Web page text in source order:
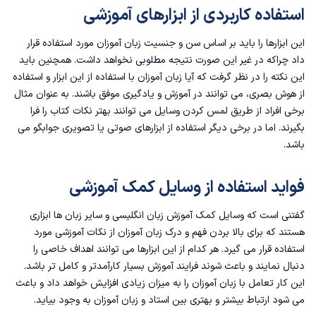
استفاده کاربردی از ابزارهای آموزشی
این ابزارها را باید بر اساس سن و جنسیت زبان آموزان مورد استفاده قرار
داد چراکه در غیر این صورت نتیجه مطلوبی نخواهد داشت. همچنین باید
این نکته را در نظر گرفت که آیا زبان آموزان با استفاده از این ابزار و استفاده
از هوش بصری، می توانند در آموزش و یادگیری موفق باشند. به عنوان مثال
برخی افراد از طریق لمس کردن وسایل می توانند بهتر نکات کتاب را فرا
بگیرند. اما در برخی دیگر استفاده از ابزارهای صوتی یا تصویری جوابگو می
باشد.
فواید استفاده از وسایل کمک آموزشی
گفتنی است که وسایل کمکآموزش زبان انگلیسی و سایر زبان‌ ها ابزاری
هستند که برای بالا بردن فهم و درک زبان آموزان از نکات آموزشی مورد
استفاده قرار می گیرد. هر کدام از این ابزارها می توانند اهداف خاصی را
دنبال نمایند و باعث شوند فرایند آموزش بسیار کارآمدتر و کامل تر باشد.
این کار تعامل با زبان آموزان را به میزان زیادی افزایش خواهد داد و باعث
می شود ارتباط بیشتر و بهتری بین استاد و زبان آموزان به وجود بیاید.